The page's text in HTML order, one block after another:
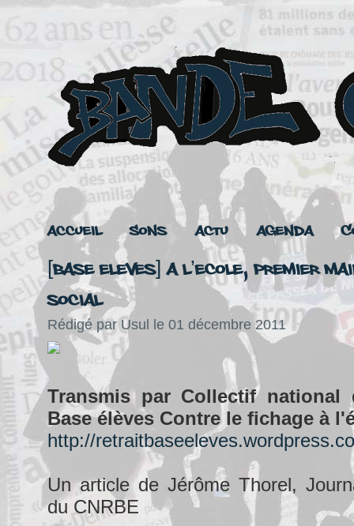
Accueil Sons Actu Agenda
[Base Eleves] A l’ecole, premier
social
Rédigé par Usul le 01 décembre 2011
Transmis par Collectif national
Base élèves Contre le fichage à
http://
Un article de Jérôme Thorel,
du CNRBE